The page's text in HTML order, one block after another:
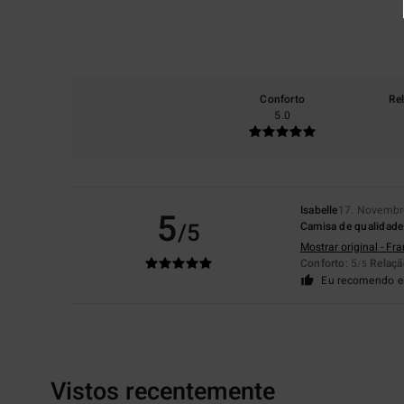
Conforto
5.0
5/5
Isabelle17.
Camisa de
Mostrar original -
Conforto: 5/5
Eu recomendo
Vistos recentemente